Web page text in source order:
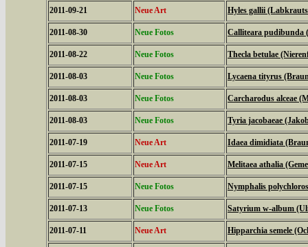
2011-09-21 Neue Art Hyles gallii
2011-08-30 Neue Fotos Calliteara pudibunda
2011-08-22 Neue Fotos Thecla betulae
2011-08-03 Neue Fotos Lycaena tityrus
2011-08-03 Neue Fotos Carcharodus alceae
2011-08-03 Neue Fotos Tyria jacobaeae
2011-07-19 Neue Art Idaea dimidiata
2011-07-15 Neue Art Melitaea athalia
2011-07-15 Neue Fotos Nymphalis
2011-07-13 Neue Fotos Satyrium w-album
2011-07-11 Neue Art Hipparchia semele